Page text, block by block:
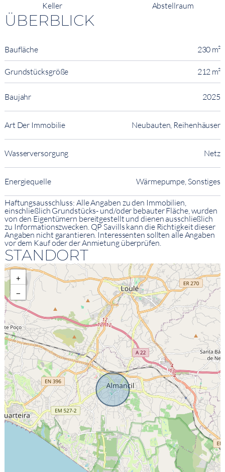
Keller Abstellraum
ÜBERBLICK
Baufläche 230 m²
Grundstücksgröße 212 m²
Baujahr 2025
Art Der Immobilie Neubauten, Reihenhäuser
Wasserversorgung Netz
Energiequelle Wärmepumpe, Sonstiges
Haftungsausschluss: Alle Angaben zu den Immobilien,
einschließlich Grundstücks- und/oder bebauter Fläche, wurden
von den Eigentümern bereitgestellt und dienen ausschließlich
zu Informationszwecken. QP Savills kann die Richtigkeit dieser
Angaben nicht garantieren. Interessenten sollten alle Angaben
vor dem Kauf oder der Anmietung überprüfen.
STANDORT
+
−